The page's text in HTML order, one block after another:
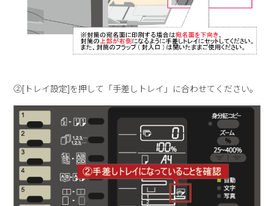
②[トレイ設定]を押して「手差しトレイ」に合わせてください。